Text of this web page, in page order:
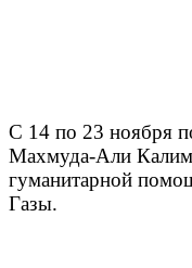
С 14 по 23 ноября
Махмуда-Али
гуманитарной
Газы.